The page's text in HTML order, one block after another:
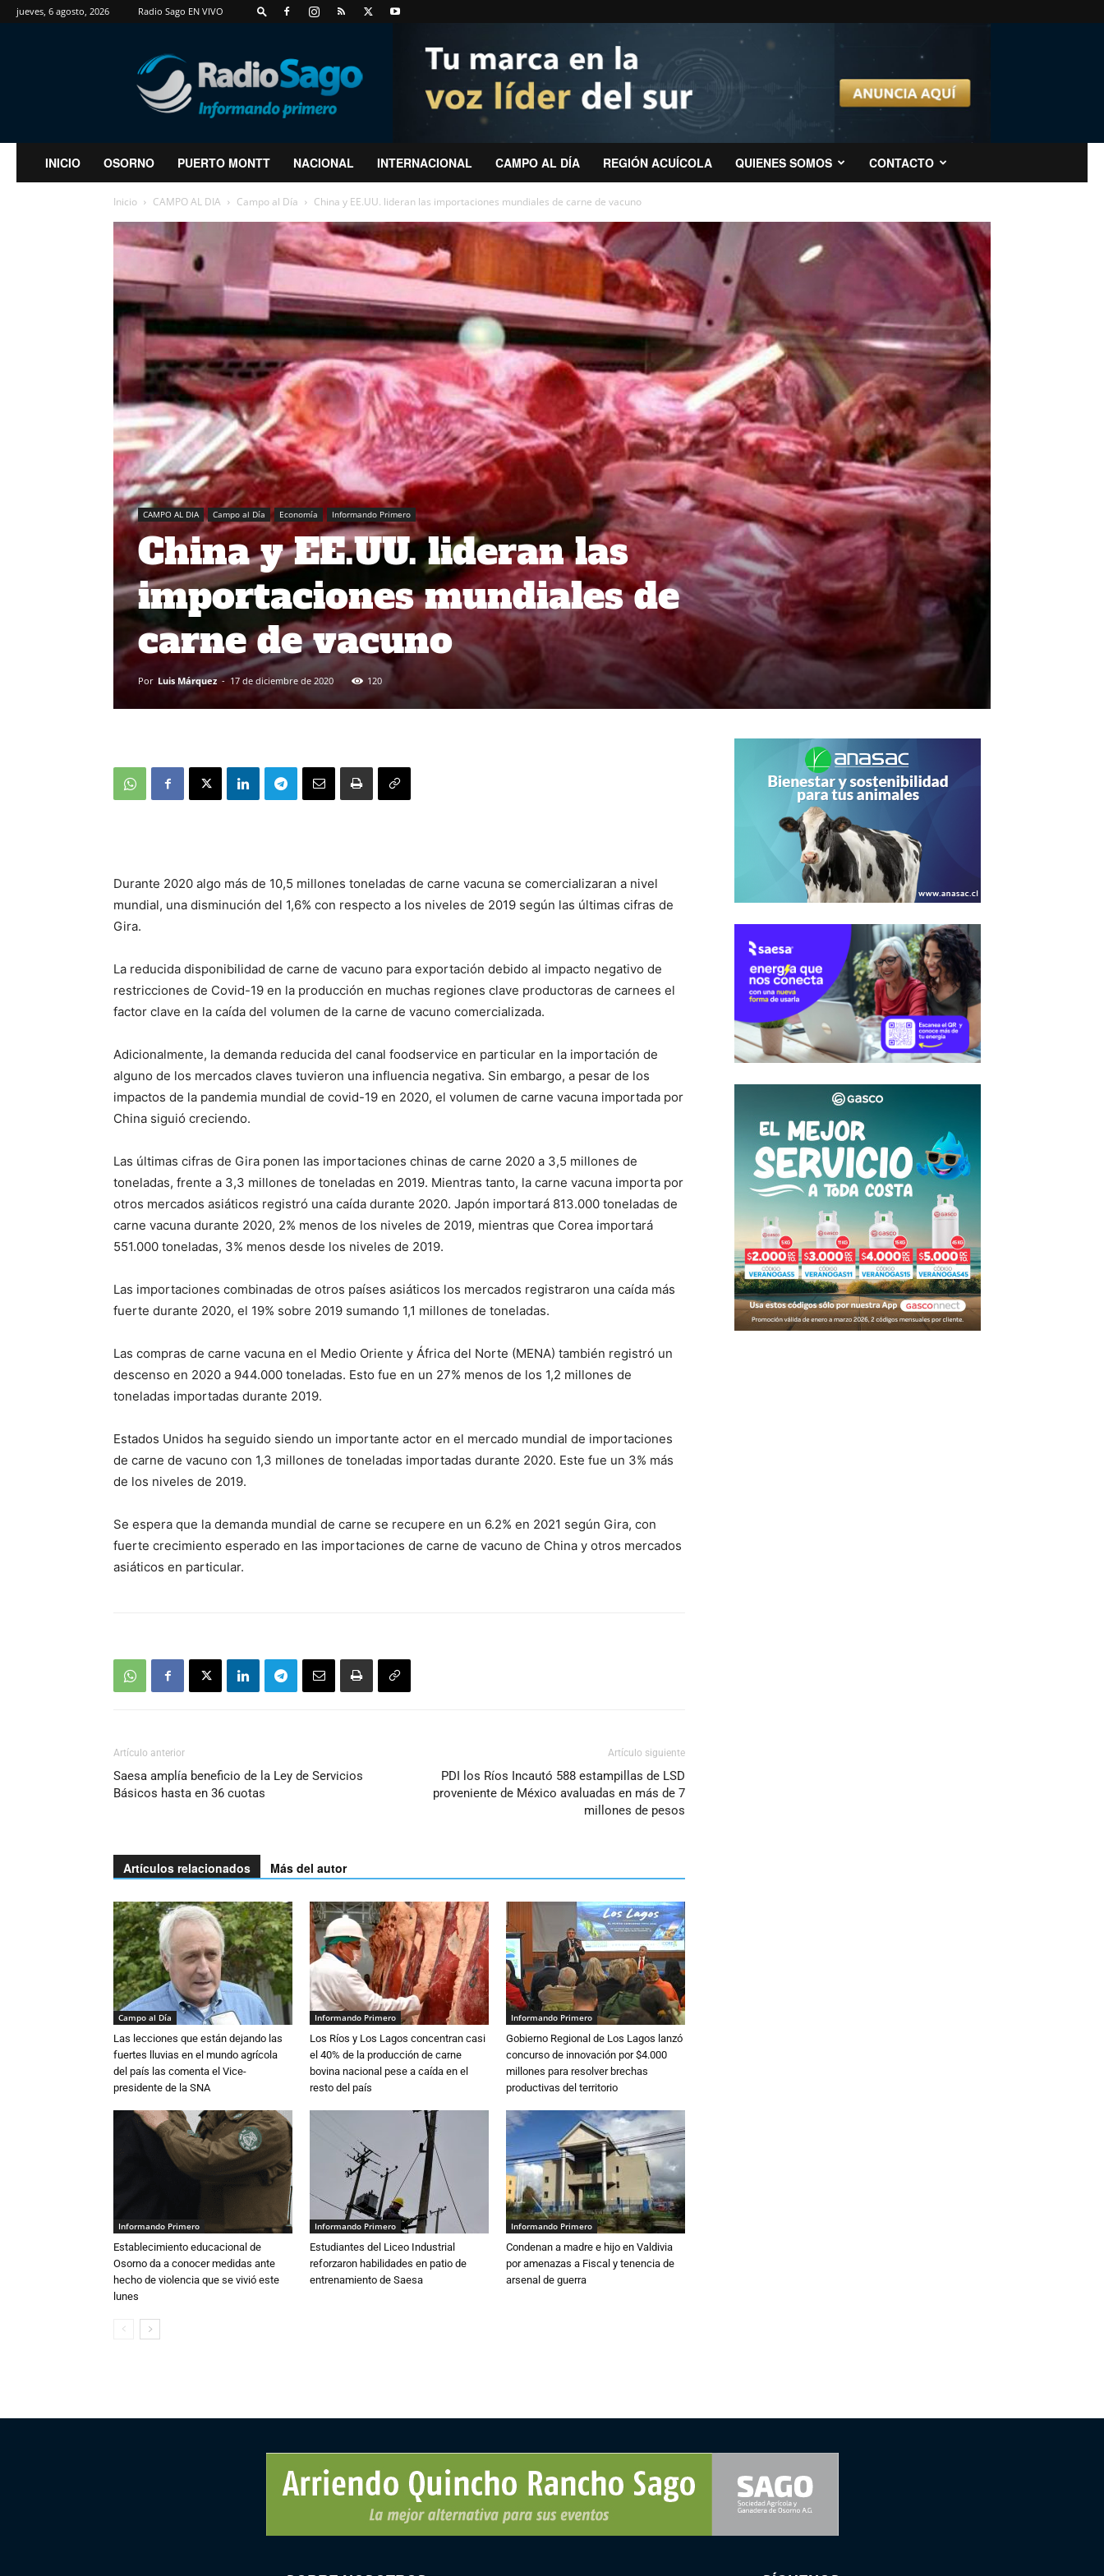
jueves, 6 agosto, 2026 Radio Sago EN VIVO
RadioSago
INICIO OSORNO PUERTO MONTT NACIONAL INTERNACIONAL CAMPO AL DÍA REGIÓN ACUÍCOLA QUIENES SOMOS CONTACTO
Inicio CAMPO AL DIA Campo al Día China y EE.UU. lideran las importaciones mundiales de carne de vacuno
CAMPO AL DIA Campo al Día Economía Informando Primero
China y EE.UU. lideran las
importaciones mundiales de
carne de vacuno
Por Luis Márquez - 17 de diciembre de 2020 120
Durante 2020 algo más de 10,5 millones toneladas de carne vacuna se comercializaran a nivel
mundial, una disminución del 1,6% con respecto a los niveles de 2019 según las últimas cifras de
Gira.
La reducida disponibilidad de carne de vacuno para exportación debido al impacto negativo de
restricciones de Covid-19 en la producción en muchas regiones clave productoras de carnees el
factor clave en la caída del volumen de la carne de vacuno comercializada.
Adicionalmente, la demanda reducida del canal foodservice en particular en la importación de
alguno de los mercados claves tuvieron una influencia negativa. Sin embargo, a pesar de los
impactos de la pandemia mundial de covid-19 en 2020, el volumen de carne vacuna importada por
China siguió creciendo.
Las últimas cifras de Gira ponen las importaciones chinas de carne 2020 a 3,5 millones de
toneladas, frente a 3,3 millones de toneladas en 2019. Mientras tanto, la carne vacuna importa por
otros mercados asiáticos registró una caída durante 2020. Japón importará 813.000 toneladas de
carne vacuna durante 2020, 2% menos de los niveles de 2019, mientras que Corea importará
551.000 toneladas, 3% menos desde los niveles de 2019.
Las importaciones combinadas de otros países asiáticos los mercados registraron una caída más
fuerte durante 2020, el 19% sobre 2019 sumando 1,1 millones de toneladas.
Las compras de carne vacuna en el Medio Oriente y África del Norte (MENA) también registró un
descenso en 2020 a 944.000 toneladas. Esto fue en un 27% menos de los 1,2 millones de
toneladas importadas durante 2019.
Estados Unidos ha seguido siendo un importante actor en el mercado mundial de importaciones
de carne de vacuno con 1,3 millones de toneladas importadas durante 2020. Este fue un 3% más
de los niveles de 2019.
Se espera que la demanda mundial de carne se recupere en un 6.2% en 2021 según Gira, con
fuerte crecimiento esperado en las importaciones de carne de vacuno de China y otros mercados
asiáticos en particular.
Artículo anterior
Saesa amplía beneficio de la Ley de Servicios
Básicos hasta en 36 cuotas
Artículo siguiente
PDI los Ríos Incautó 588 estampillas de LSD
proveniente de México avaluadas en más de 7
millones de pesos
Artículos relacionados Más del autor
Campo al Día
Las lecciones que están dejando las
fuertes lluvias en el mundo agrícola
del país las comenta el Vice-
presidente de la SNA
Informando Primero
Los Ríos y Los Lagos concentran casi
el 40% de la producción de carne
bovina nacional pese a caída en el
resto del país
Informando Primero
Gobierno Regional de Los Lagos lanzó
concurso de innovación por $4.000
millones para resolver brechas
productivas del territorio
Informando Primero
Establecimiento educacional de
Osorno da a conocer medidas ante
hecho de violencia que se vivió este
lunes
Informando Primero
Estudiantes del Liceo Industrial
reforzaron habilidades en patio de
entrenamiento de Saesa
Informando Primero
Condenan a madre e hijo en Valdivia
por amenazas a Fiscal y tenencia de
arsenal de guerra